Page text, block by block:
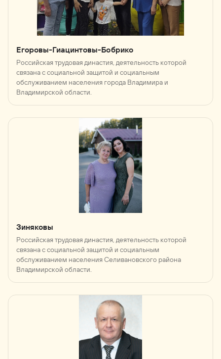
Егоровы-Гиацинтовы-Бобрико
Российская трудовая династия, деятельность которой
связана с социальной защитой и социальным
обслуживанием населения города Владимира и
Владимирской области.
Зиняковы
Российская трудовая династия, деятельность которой
связана с социальной защитой и социальным
обслуживанием населения Селивановского района
Владимирской области.